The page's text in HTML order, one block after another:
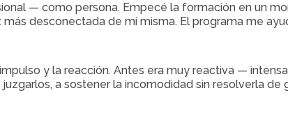
— como persona. Empecé la formación en un
desconectada de mí misma. El programa me
y la reacción. Antes era muy reactiva —
a sostener la incomodidad sin resolverla